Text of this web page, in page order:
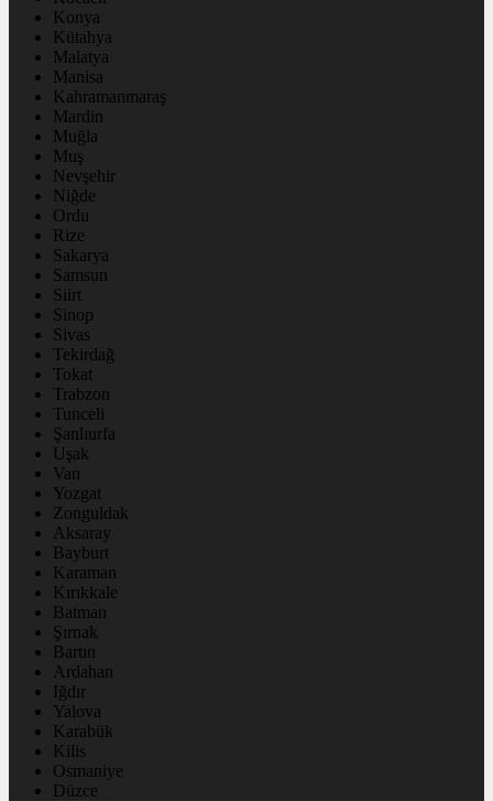
Konya
Kütahya
Malatya
Manisa
Kahramanmaraş
Mardin
Muğla
Muş
Nevşehir
Niğde
Ordu
Rize
Sakarya
Samsun
Siirt
Sinop
Sivas
Tekirdağ
Tokat
Trabzon
Tunceli
Şanlıurfa
Uşak
Van
Yozgat
Zonguldak
Aksaray
Bayburt
Karaman
Kırıkkale
Batman
Şırnak
Bartın
Ardahan
Iğdır
Yalova
Karabük
Kilis
Osmaniye
Düzce